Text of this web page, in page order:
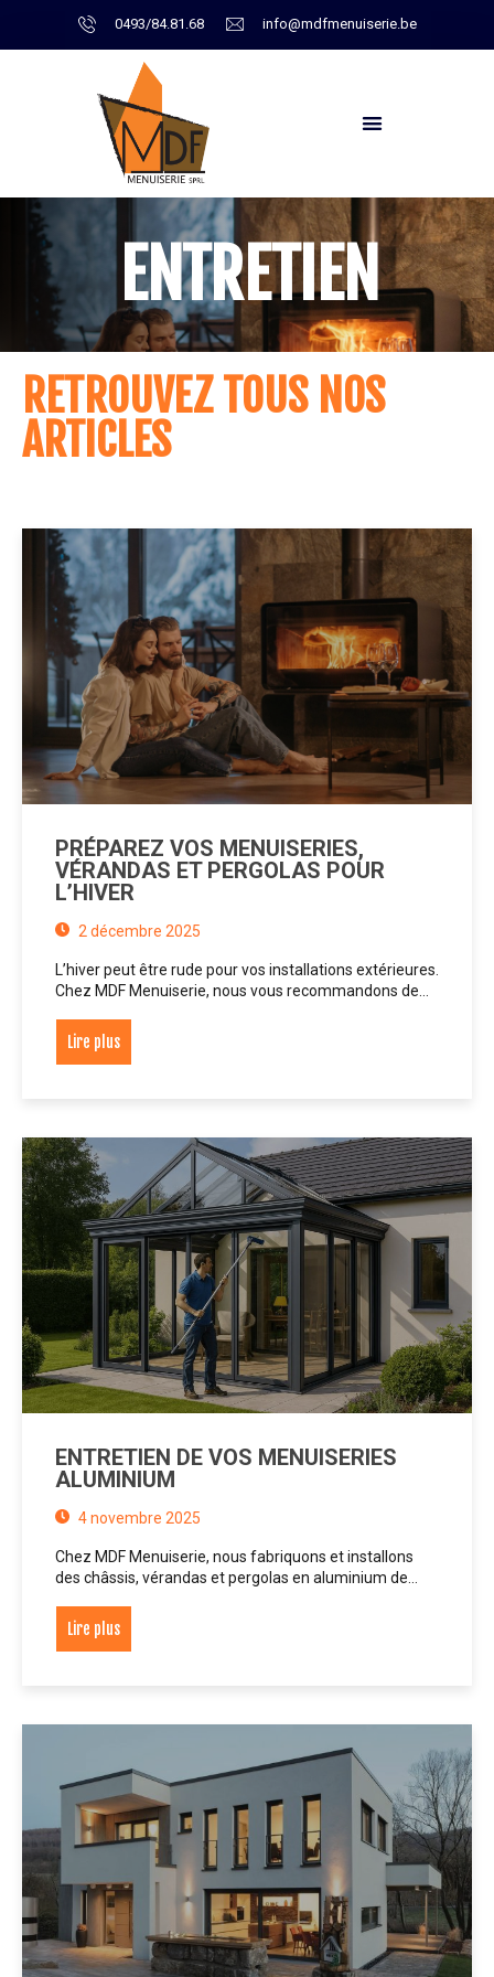
0493/84.81.68 info@mdfmenuiserie.be
ENTRETIEN
RETROUVEZ TOUS NOS
ARTICLES
PRÉPAREZ VOS MENUISERIES,
VÉRANDAS ET PERGOLAS POUR
L’HIVER
2 décembre 2025
L’hiver peut être rude pour vos installations extérieures.
Chez MDF Menuiserie, nous vous recommandons de…
Lire plus
ENTRETIEN DE VOS MENUISERIES
ALUMINIUM
4 novembre 2025
Chez MDF Menuiserie, nous fabriquons et installons
des châssis, vérandas et pergolas en aluminium de…
Lire plus